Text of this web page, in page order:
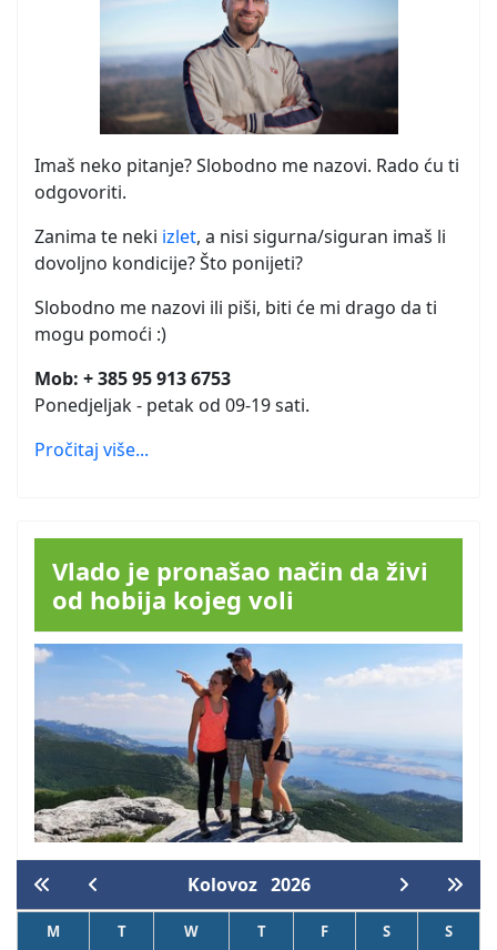
Imaš neko pitanje? Slobodno me nazovi. Rado ću ti
odgovoriti.
Zanima te neki izlet, a nisi sigurna/siguran imaš li
dovoljno kondicije? Što ponijeti?
Slobodno me nazovi ili piši, biti će mi drago da ti
mogu pomoći :)
Mob: + 385 95 913 6753
Ponedjeljak - petak od 09-19 sati.
Pročitaj više...
Vlado je pronašao način da živi
od hobija kojeg voli
Kolovoz 2026
M T W T F S S